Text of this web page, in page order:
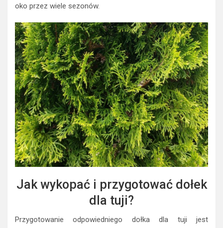
oko przez wiele sezonów.
Jak wykopać i przygotować dołek
dla tuji?
Przygotowanie odpowiedniego dołka dla tuji jest